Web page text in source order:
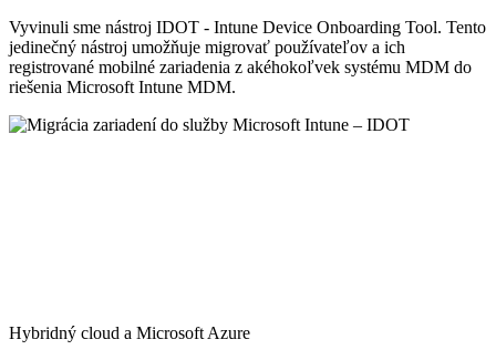
Vyvinuli sme nástroj IDOT - Intune Device Onboarding Tool. Tento
jedinečný nástroj umožňuje migrovať používateľov a ich
registrované mobilné zariadenia z akéhokoľvek systému MDM do
riešenia Microsoft Intune MDM.
Hybridný cloud a Microsoft Azure